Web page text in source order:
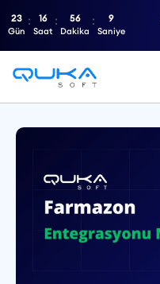
23
Gün
16
Saat
56
Dakika
8
Saniye